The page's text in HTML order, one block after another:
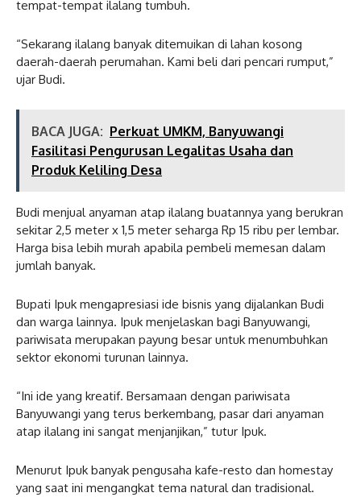
tempat-tempat ilalang tumbuh.
“Sekarang ilalang banyak ditemuikan di lahan kosong
daerah-daerah perumahan. Kami beli dari pencari rumput,”
ujar Budi.
BACA JUGA: Perkuat UMKM, Banyuwangi
Fasilitasi Pengurusan Legalitas Usaha dan
Produk Keliling Desa
Budi menjual anyaman atap ilalang buatannya yang berukran
sekitar 2,5 meter x 1,5 meter seharga Rp 15 ribu per lembar.
Harga bisa lebih murah apabila pembeli memesan dalam
jumlah banyak.
Bupati Ipuk mengapresiasi ide bisnis yang dijalankan Budi
dan warga lainnya. Ipuk menjelaskan bagi Banyuwangi,
pariwisata merupakan payung besar untuk menumbuhkan
sektor ekonomi turunan lainnya.
“Ini ide yang kreatif. Bersamaan dengan pariwisata
Banyuwangi yang terus berkembang, pasar dari anyaman
atap ilalang ini sangat menjanjikan,” tutur Ipuk.
Menurut Ipuk banyak pengusaha kafe-resto dan homestay
yang saat ini mengangkat tema natural dan tradisional.